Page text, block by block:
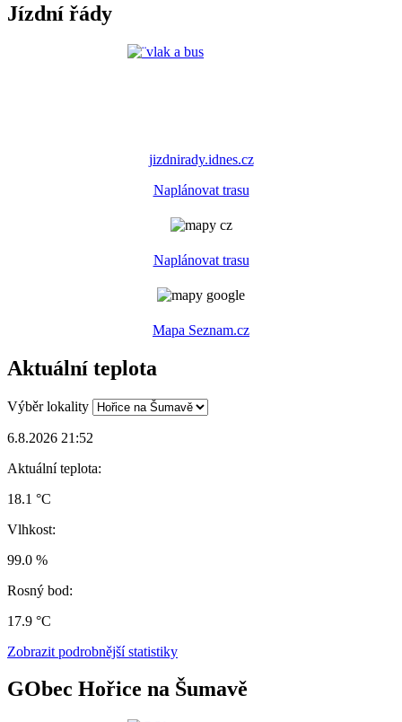
Jízdní řády
jizdnirady.idnes.cz
Naplánovat trasu
Naplánovat trasu
Mapa Seznam.cz
Aktuální teplota
Výběr lokality
6.8.2026 21:52
Aktuální teplota:
18.1 °C
Vlhkost:
99.0 %
Rosný bod:
17.9 °C
Zobrazit podrobnější statistiky
GObec Hořice na Šumavě